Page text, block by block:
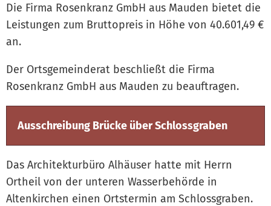
Die Firma Rosenkranz GmbH aus Mauden bietet die
Leistungen zum Bruttopreis in Höhe von 40.601,49 €
an.
Der Ortsgemeinderat beschließt die Firma
Rosenkranz GmbH aus Mauden zu beauftragen.
Ausschreibung Brücke über Schlossgraben
Das Architekturbüro Alhäuser hatte mit Herrn
Ortheil von der unteren Wasserbehörde in
Altenkirchen einen Ortstermin am Schlossgraben.